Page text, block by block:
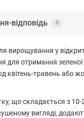
відповідь 0
у
для отримання
квітень-травень
що складається з 10-
вигляді,